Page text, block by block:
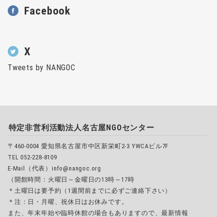
Facebook
X
Tweets by NANGOC
特定非営利活動法人名古屋NGOセンター
〒460-0004 愛知県名古屋市中区新栄町2-3 YWCAビル7F
TEL 052-228-8109
E-Mail（代表）info@nangoc.org
（開館時間：火曜日～金曜日の13時～17時
＊土曜日は要予約（1週間前までに必ずご連絡下さい）
＊注：日・月曜、祝休日はお休みです。
また、年末年始や臨時休館の場合もありますので、最新情報